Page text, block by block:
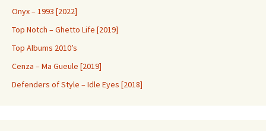
Onyx – 1993 [2022]
Top Notch – Ghetto Life [2019]
Top Albums 2010’s
Cenza – Ma Gueule [2019]
Defenders of Style – Idle Eyes [2018]